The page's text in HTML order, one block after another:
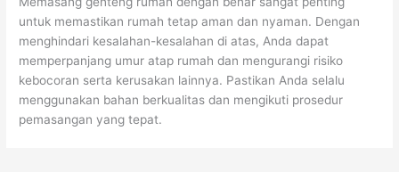
untuk memastikan rumah tetap aman dan nyaman. Dengan
menghindari kesalahan-kesalahan di atas, Anda dapat
memperpanjang umur atap rumah dan mengurangi risiko
kebocoran serta kerusakan lainnya. Pastikan Anda selalu
menggunakan bahan berkualitas dan mengikuti prosedur
pemasangan yang tepat.